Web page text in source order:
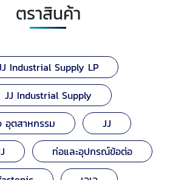
ตราสินค้า
Industrial Supply LP
JJ Industrial Supply
อุตสาหกรรม
JJ
ท่อและอุปกรณ์ข้อต่อ